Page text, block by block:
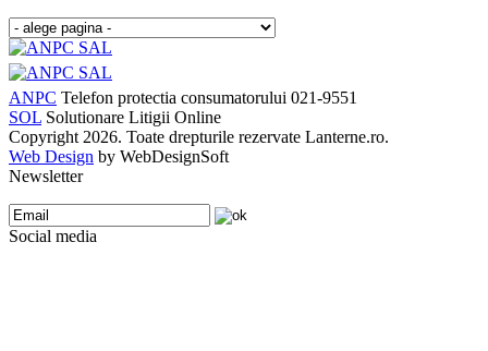
ANPC Telefon protectia consumatorului 021-9551
SOL Solutionare Litigii Online
Copyright 2026. Toate drepturile rezervate Lanterne.ro.
Web Design by WebDesignSoft
Newsletter
Social media